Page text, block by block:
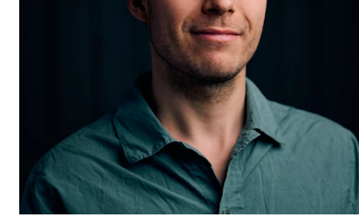
Projects
Publications